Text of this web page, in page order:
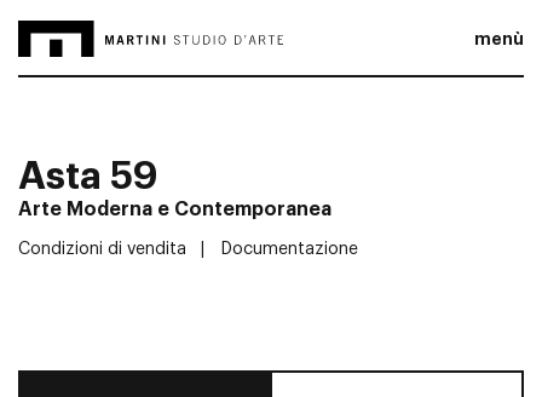
menù
Asta 59
Arte Moderna e Contemporanea
Condizioni di vendita Documentazione